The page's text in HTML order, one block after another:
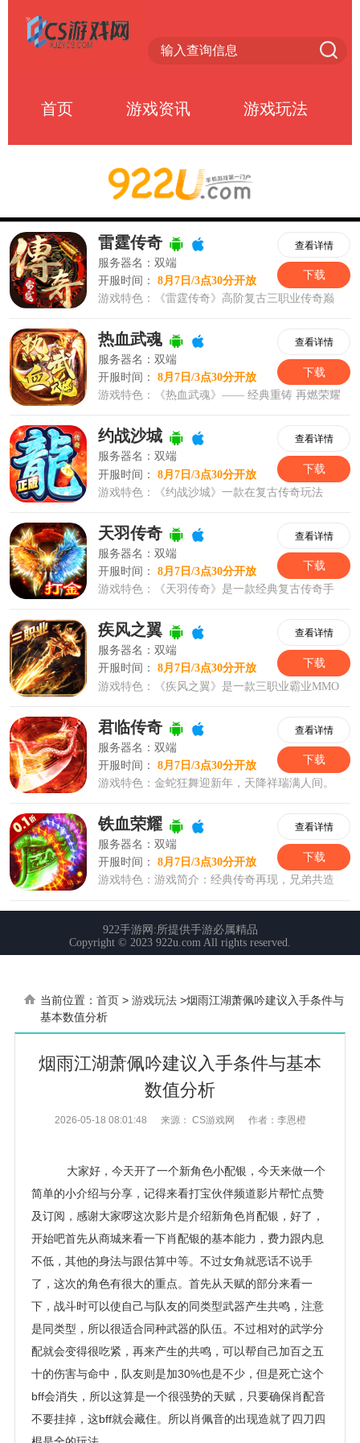
首页 游戏资讯 游戏玩法
当前位置： 首页 > 游戏玩法 >烟雨江湖萧佩吟建议入手条件与
基本数值分析
烟雨江湖萧佩吟建议入手条件与基本
数值分析
2026-05-18 08:01:48 来源： CS游戏网 作者：李恩橙
大家好，今天开了一个新角色小配银，今天来做一个
简单的小介绍与分享，记得来看打宝伙伴频道影片帮忙点赞
及订阅，感谢大家啰这次影片是介绍新角色肖配银，好了，
开始吧首先从商城来看一下肖配银的基本能力，费力跟内息
不低，其他的身法与跟估算中等。不过女角就恶话不说手
了，这次的角色有很大的重点。首先从天赋的部分来看一
下，战斗时可以使自己与队友的同类型武器产生共鸣，注意
是同类型，所以很适合同种武器的队伍。不过相对的武学分
配就会变得很吃紧，再来产生的共鸣，可以帮自己加百之五
十的伤害与命中，队友则是加30%也是不少，但是死亡这个
bff会消失，所以这算是一个很强势的天赋，只要确保肖配音
不要挂掉，这bff就会藏住。所以肖佩音的出现造就了四刀四